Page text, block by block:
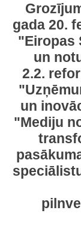
gada 20.
"Eiropas
un
2.2.
un
"Mediju